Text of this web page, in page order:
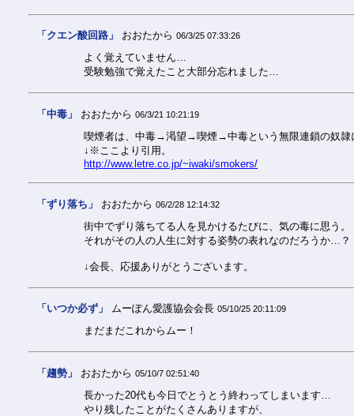
「クエン酸回路」 おおたから 06/3/25 07:33:26
よく覚えていません…
受験勉強で覚えたこと大部分忘れました…
「中毒」 おおたから 06/3/21 10:21:19
喫煙者は、中毒→渇望→喫煙→中毒という無限連鎖の奴隷
↓※ここより引用。
http://www.letre.co.jp/~iwaki/smokers/
「ずり落ち」 おおたから 06/2/28 12:14:32
街中でずり落ちてる人を見かけるたびに、気の毒に思う。
それがその人の人生に対する姿勢の表れなのだろうか…？
↓会長、応援ありがとうございます。
「いつか必ず」 ムーぽん愛護協会会長 05/10/25 20:11:09
まだまだこれからムー！
「趨勢」 おおたから 05/10/7 02:51:40
長かった20代も今日でとうとう終わってしまいます…
やり残したことがたくさんありますが、